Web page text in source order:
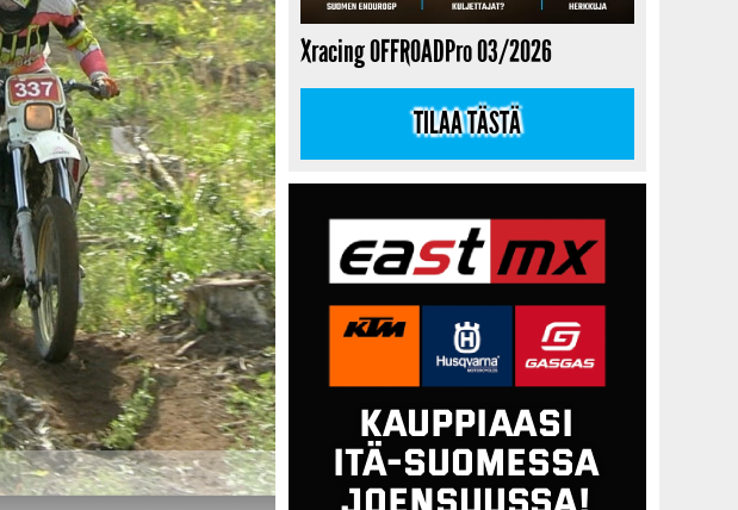
Xracing OFFROADPro 03/2026
TILAA TÄSTÄ